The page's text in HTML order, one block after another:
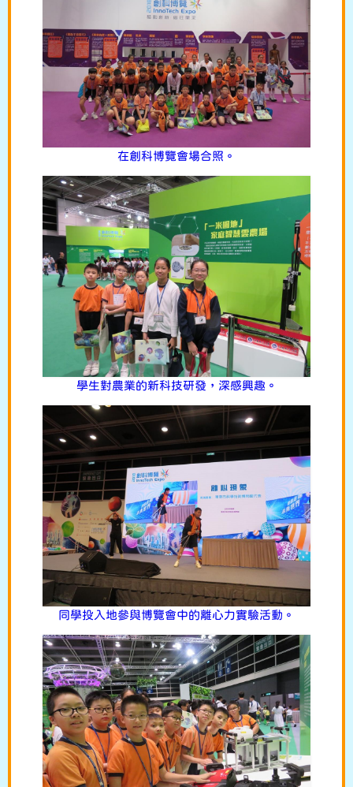
在創科博覽會場合照。
學生對農業的新科技研發，深感興趣。
同學投入地參與博覽會中的離心力實驗活動。